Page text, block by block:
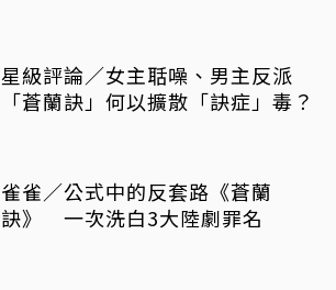
星級評論／女主聒噪、男主反派
「蒼蘭訣」何以擴散「訣症」毒？
雀雀／公式中的反套路《蒼蘭
訣》 一次洗白3大陸劇罪名